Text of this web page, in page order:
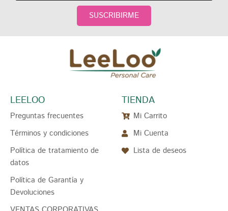
SUSCRIBIRME
LEELOO
Preguntas frecuentes
Términos y condiciones
Política de tratamiento de
datos
Política de Garantía y
Devoluciones
TIENDA
Mi Carrito
Mi Cuenta
Lista de deseos